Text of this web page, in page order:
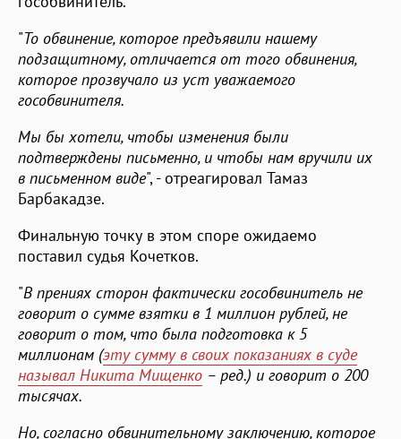
"То обвинение, которое предъявили нашему
подзащитному, отличается от того обвинения,
которое прозвучало из уст уважаемого
гособвинителя.
Мы бы хотели, чтобы изменения были
подтверждены письменно, и чтобы нам вручили их
в письменном виде", - отреагировал Тамаз
Барбакадзе.
Финальную точку в этом споре ожидаемо
поставил судья Кочетков.
"В прениях сторон фактически гособвинитель не
говорит о сумме взятки в 1 миллион рублей, не
говорит о том, что была подготовка к 5
миллионам (эту сумму в своих показаниях в суде
называл Никита Мищенко – ред.) и говорит о 200
тысячах.
Но, согласно обвинительному заключению, которое